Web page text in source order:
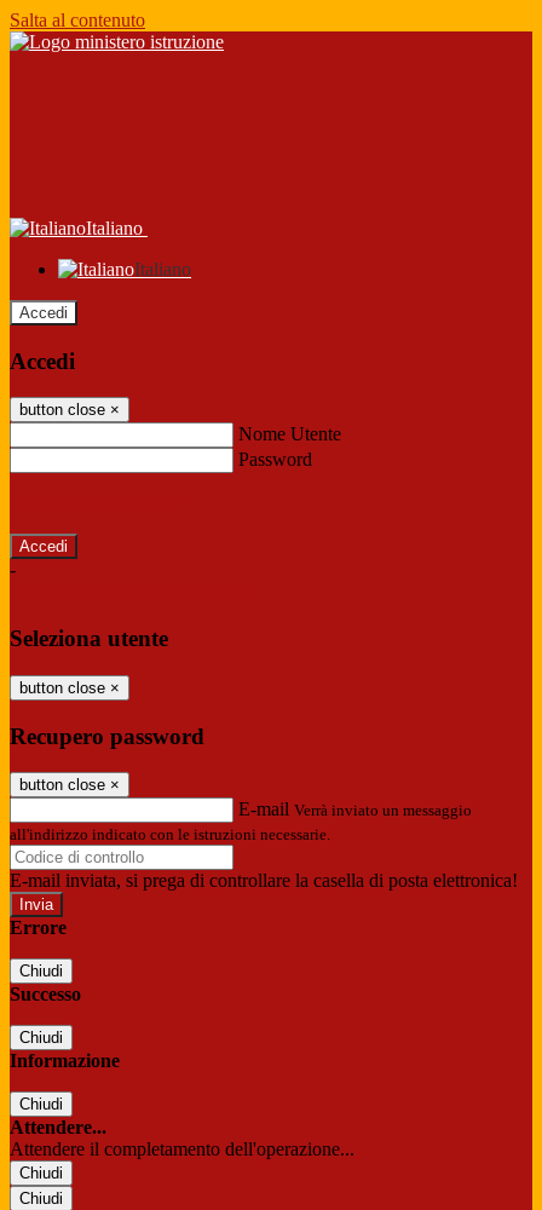
Salta al contenuto
Italiano
Italiano
Accedi
Accedi
button close ×
Nome Utente
Password
-
Seleziona utente
button close ×
Recupero password
button close ×
E-mail Verrà inviato un messaggio
all'indirizzo indicato con le istruzioni necessarie.
E-mail inviata, si prega di controllare la casella di posta elettronica!
Errore
Chiudi
Successo
Chiudi
Informazione
Chiudi
Attendere...
Attendere il completamento dell'operazione...
Chiudi
Chiudi